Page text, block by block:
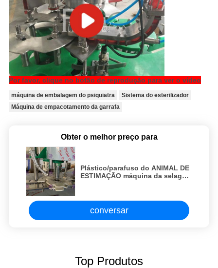
Por favor, clique no botão de reprodução para ver o vídeo
máquina de embalagem do psiquiatra
Sistema do esterilizador
Máquina de empacotamento da garrafa
Obter o melhor preço para
Plástico/parafuso do ANIMAL DE
ESTIMAÇÃO máquina da selagem
conversar
Top Produtos